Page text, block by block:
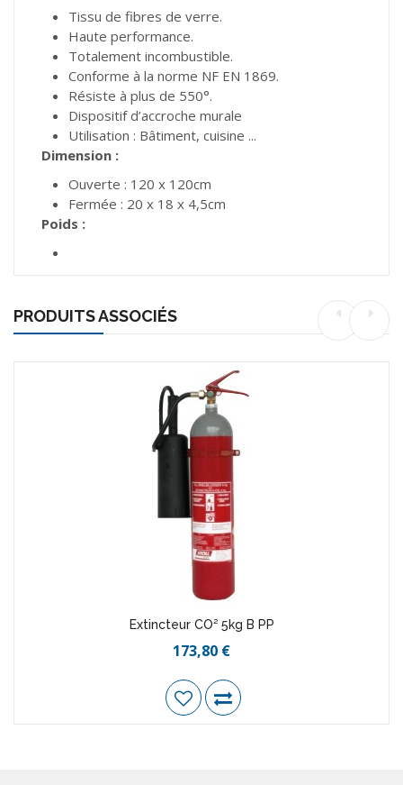
Tissu de fibres de verre.
Haute performance.
Totalement incombustible.
Conforme à la norme NF EN 1869.
Résiste à plus de 550°.
Dispositif d’accroche murale
Utilisation : Bâtiment, cuisine ...
Dimension :
Ouverte : 120 x 120cm
Fermée : 20 x 18 x 4,5cm
Poids :
PRODUITS ASSOCIÉS
Extincteur CO² 5kg B PP
173,80 €